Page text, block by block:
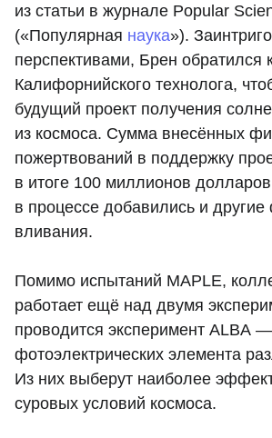
из статьи в журнале Popular
(«Популярная наука»).
перспективами, Брен обратился
Калифорнийского технолога,
будущий проект получения
из космоса. Сумма внесённых
пожертвований в поддержку
в итоге 100 миллионов
в процессе добавились и
вливания.
Помимо испытаний MAPLE,
работает ещё над двумя
проводится эксперимент ALBA
фотоэлектрических элемента
Из них выберут наиболее
суровых условий космоса.